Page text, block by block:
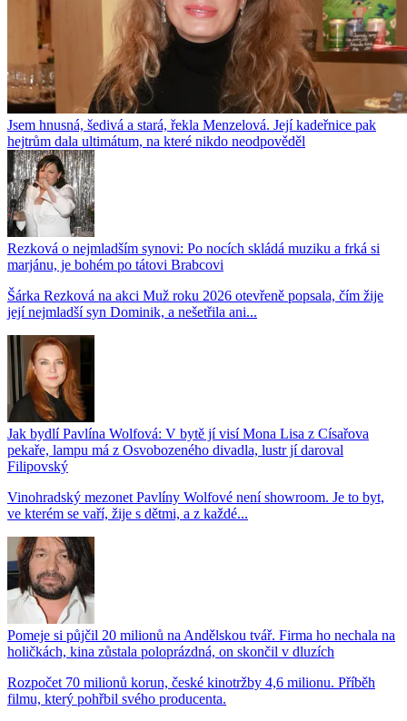
Jsem hnusná, šedivá a stará, řekla Menzelová. Její kadeřnice pak
hejtrům dala ultimátum, na které nikdo neodpověděl
Rezková o nejmladším synovi: Po nocích skládá muziku a frká si
marjánu, je bohém po tátovi Brabcovi
Šárka Rezková na akci Muž roku 2026 otevřeně popsala, čím žije
její nejmladší syn Dominik, a nešetřila ani...
Jak bydlí Pavlína Wolfová: V bytě jí visí Mona Lisa z Císařova
pekaře, lampu má z Osvobozeného divadla, lustr jí daroval
Filipovský
Vinohradský mezonet Pavlíny Wolfové není showroom. Je to byt,
ve kterém se vaří, žije s dětmi, a z každé...
Pomeje si půjčil 20 milionů na Andělskou tvář. Firma ho nechala na
holičkách, kina zůstala poloprázdná, on skončil v dluzích
Rozpočet 70 milionů korun, české kinotržby 4,6 milionu. Příběh
filmu, který pohřbil svého producenta.